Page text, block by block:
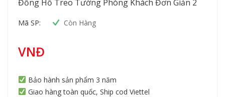
Đồng Hồ Treo Tường Phòng Khách Đơn Giản 2
Mã SP: Còn Hàng
VNĐ
Bảo hành sản phẩm 3 năm
Giao hàng toàn quốc, Ship cod Viettel